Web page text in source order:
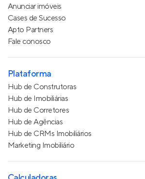
Anunciar imóveis
Cases de Sucesso
Apto Partners
Fale conosco
Plataforma
Hub de Construtoras
Hub de Imobiliárias
Hub de Corretores
Hub de Agências
Hub de CRMs Imobiliários
Marketing Imobiliário